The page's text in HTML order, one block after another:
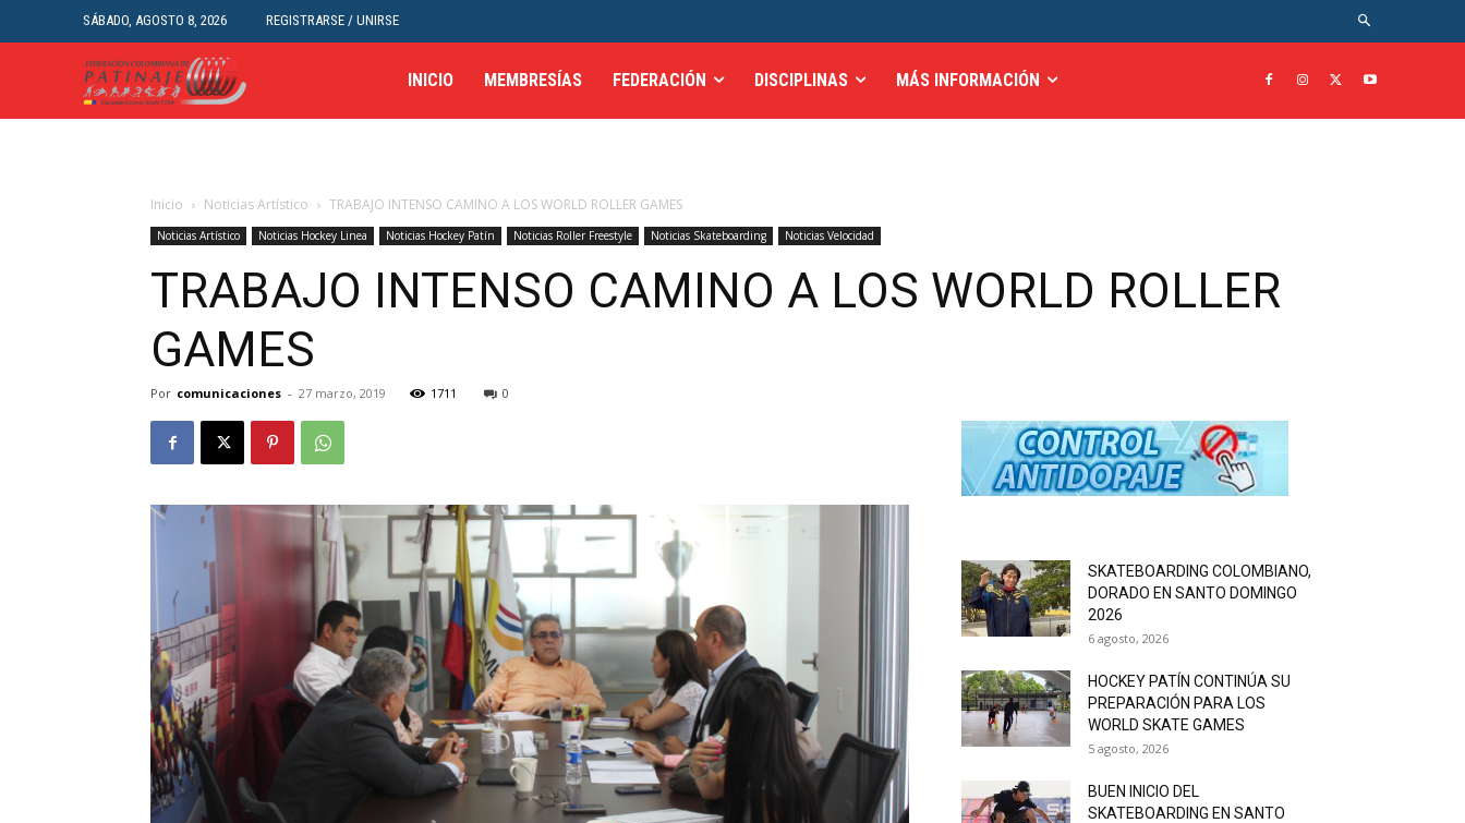
SÁBADO, AGOSTO 8, 2026 REGISTRARSE / UNIRSE
INICIO MEMBRESÍAS FEDERACIÓN DISCIPLINAS MÁS INFORMACIÓN
Inicio Noticias Artístico TRABAJO INTENSO CAMINO A LOS WORLD ROLLER GAMES
Noticias Artístico Noticias Hockey Linea Noticias Hockey Patín Noticias Roller Freestyle Noticias Skateboarding Noticias Velocidad
TRABAJO INTENSO CAMINO A LOS WORLD ROLLER
GAMES
Por comunicaciones - 27 marzo, 2019 1711 0
SKATEBOARDING COLOMBIANO,
DORADO EN SANTO DOMINGO
2026
6 agosto, 2026
HOCKEY PATÍN CONTINÚA SU
PREPARACIÓN PARA LOS
WORLD SKATE GAMES
5 agosto, 2026
BUEN INICIO DEL
SKATEBOARDING EN SANTO